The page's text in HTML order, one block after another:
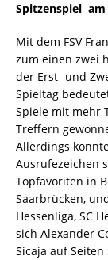
Spitzenspiel 
Mit dem FSV
zum einen zwei
der Erst- und
Spieltag
Spiele mit mehr
Treffern
Allerdings
Ausrufezeichen
Topfavoriten in
Saarbrücken,
Hessenliga, SC
sich Alexander
Sicaja auf